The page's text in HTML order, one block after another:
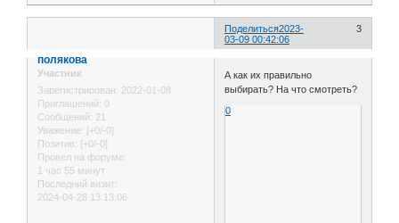
Поделиться 3
2023-
03-09 00:42:06
полякова
Участник
Зарегистрирован: 2022-01-08
Приглашений: 0
Сообщений: 21
Уважение: [+0/-0]
Позитив: [+0/-0]
Провел на форуме:
1 час 55 минут
Последний визит:
2024-04-28 13:13:06
А как их правильно
выбирать? На что смотреть?
0